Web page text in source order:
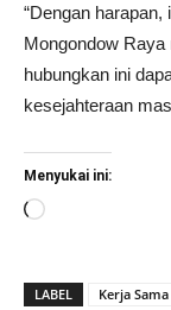
“Dengan
Mongondow
hubungkan ini
kesejahteraan
Menyukai ini:
Memuat...
LABEL Kerja